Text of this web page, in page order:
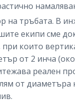
на тръбата. В
екипи сме
при които
от 2 инча
реален
от диаметъра